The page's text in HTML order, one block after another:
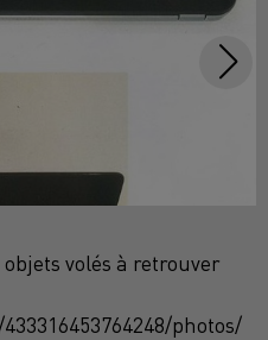
volés à retrouver
photos/